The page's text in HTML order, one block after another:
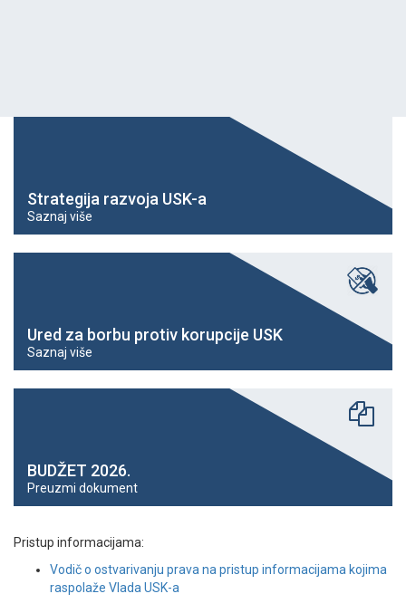
Strategija razvoja USK-a
Saznaj više
Ured za borbu protiv korupcije USK
Saznaj više
BUDŽET 2026.
Preuzmi dokument
Pristup informacijama:
Vodič o ostvarivanju prava na pristup informacijama kojima
raspolaže Vlada USK-a